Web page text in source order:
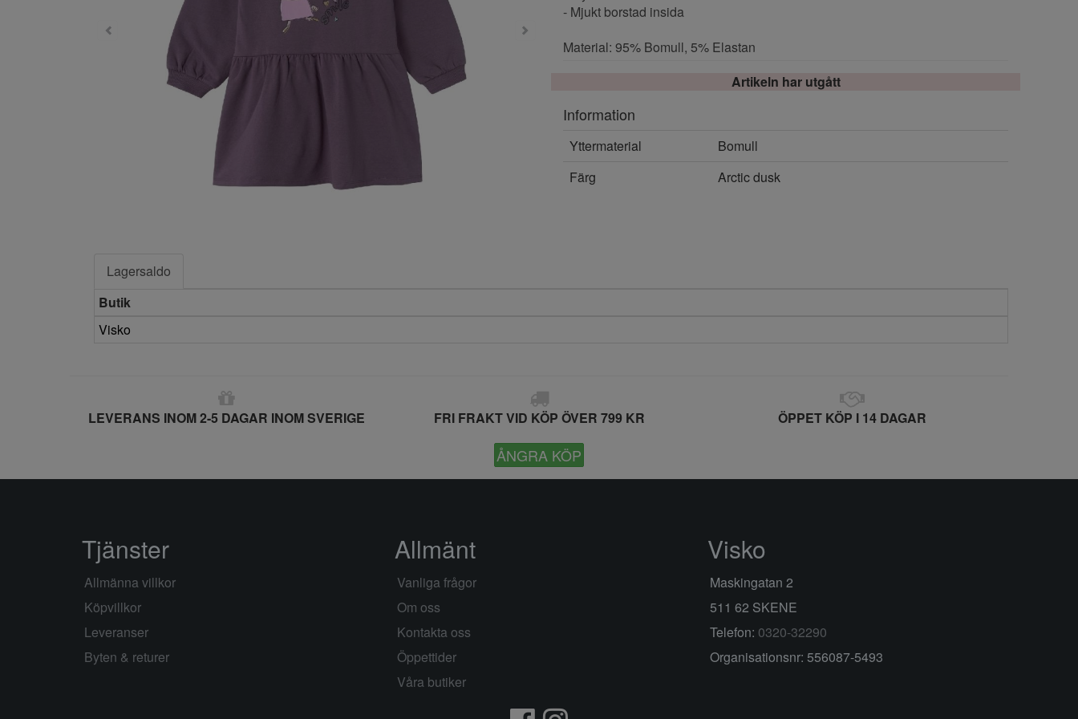
- Mjukt borstad insida
Material: 95% Bomull, 5% Elastan
Artikeln har utgått
Information
Yttermaterial
Bomull
Färg
Arctic dusk
Lagersaldo
Butik
Visko
LEVERANS INOM 2-5 DAGAR INOM SVERIGE FRI FRAKT VID KÖP ÖVER 799 KR ÖPPET KÖP I 14 DAGAR
ÅNGRA KÖP
Tjänster
Allmänna villkor
Köpvillkor
Leveranser
Byten & returer
Allmänt
Vanliga frågor
Om oss
Kontakta oss
Öppettider
Våra butiker
Visko
Maskingatan 2
511 62 SKENE
Telefon: 0320-32290
Organisationsnr: 556087-5493